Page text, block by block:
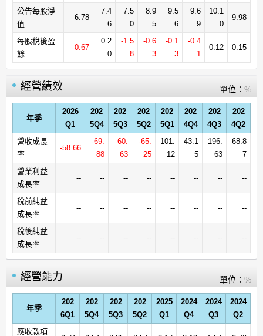
公告每股淨
值
6.78
7.4
6
7.5
0
8.9
5
9.5
6
9.6
9
10.1
0
9.98
每股稅後盈
餘
-0.67
0.2
0
-1.5
8
-0.6
3
-0.1
3
-0.4
1
0.12 0.15
經營績效 單位： %
年季
2026
Q1
202
5Q4
202
5Q3
202
5Q2
202
5Q1
202
4Q4
202
4Q3
202
4Q2
營收成長
率
-58.66
-69.
88
-60.
63
-65.
25
101.
12
43.1
5
196.
63
68.8
7
營業利益
成長率
-- -- -- -- -- -- -- --
稅前純益
成長率
-- -- -- -- -- -- -- --
稅後純益
成長率
-- -- -- -- -- -- -- --
經營能力 單位： %
年季
202
6Q1
202
5Q4
202
5Q3
202
5Q2
2025
Q1
2024
Q4
2024
Q3
2024
Q2
應收款項